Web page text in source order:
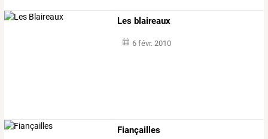
Les blaireaux
6 févr. 2010
Fiançailles